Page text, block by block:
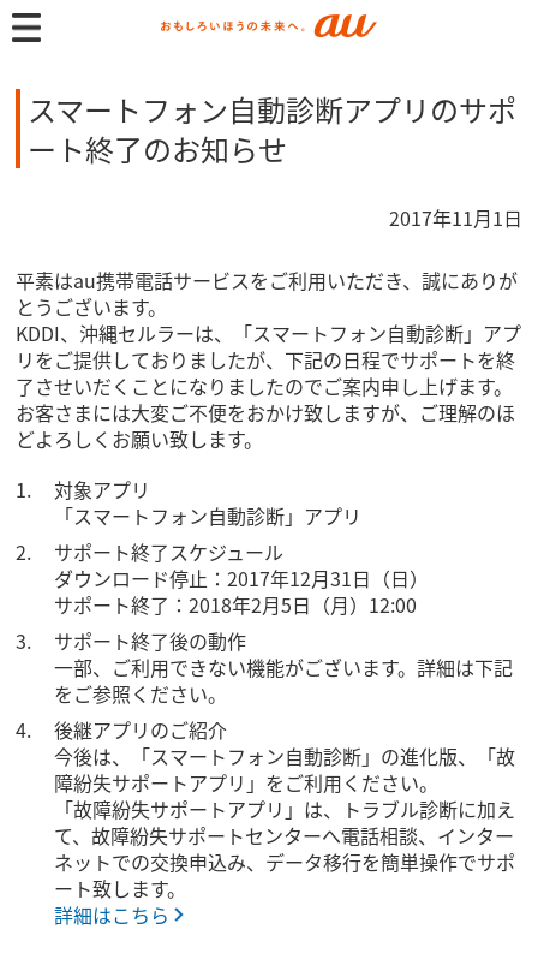
スマートフォン自動診断アプリのサポ
ート終了のお知らせ
2017年11月1日
平素はau携帯電話サービスをご利用いただき、誠にありが
とうございます。
KDDI、沖縄セルラーは、「スマートフォン自動診断」アプ
リをご提供しておりましたが、下記の日程でサポートを終
了させいだくことになりましたのでご案内申し上げます。
お客さまには大変ご不便をおかけ致しますが、ご理解のほ
どよろしくお願い致します。
対象アプリ
「スマートフォン自動診断」アプリ
サポート終了スケジュール
ダウンロード停止：2017年12月31日（日）
サポート終了：2018年2月5日（月）12:00
サポート終了後の動作
一部、ご利用できない機能がございます。詳細は下記
をご参照ください。
後継アプリのご紹介
今後は、「スマートフォン自動診断」の進化版、「故
障紛失サポートアプリ」をご利用ください。
「故障紛失サポートアプリ」は、トラブル診断に加え
て、故障紛失サポートセンターへ電話相談、インター
ネットでの交換申込み、データ移行を簡単操作でサポ
ート致します。
詳細はこちら